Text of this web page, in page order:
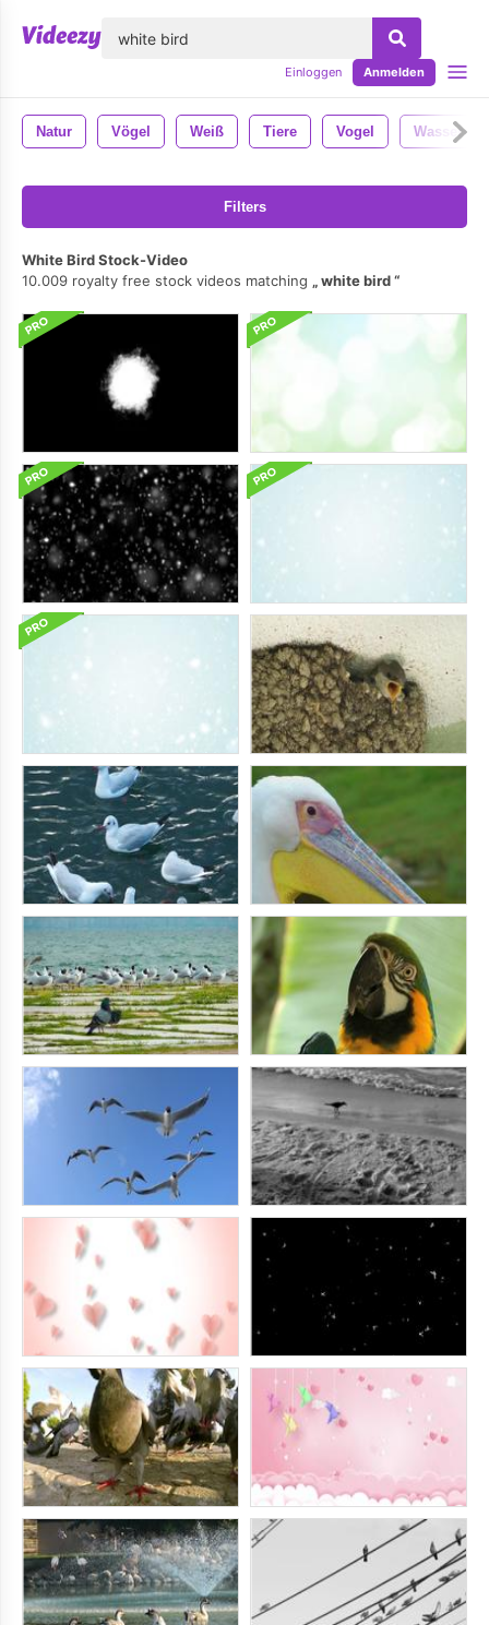
Einloggen Anmelden
Natur Vögel Weiß Tiere Vogel Wasser
Filters
White Bird Stock-Video
10.009 royalty free stock videos matching
white bird